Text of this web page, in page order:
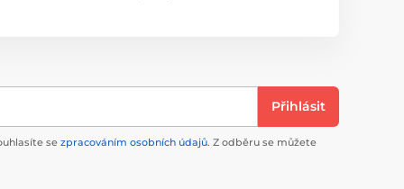
Přihlásit
se zpracováním osobních údajů. Z odběru se můžete